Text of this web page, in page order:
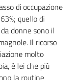
di occupazione
quello di
donne sono il
Il ricorso
molto
è lei che più
la routine